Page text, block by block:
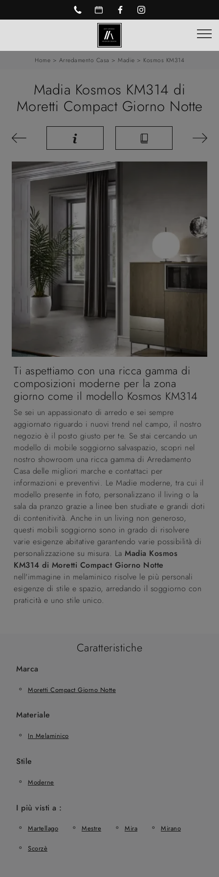
Home > Arredamento Casa > Madie > Kosmos KM314
Madia Kosmos KM314 di
Moretti Compact Giorno Notte
Ti aspettiamo con una ricca gamma di
composizioni moderne per la zona
giorno come il modello Kosmos KM314
Se sei un appassionato di arredo e sei sempre
aggiornato riguardo i nuovi trend nel campo, il nostro
negozio è il posto giusto per te. Se stai cercando un
modello di mobile soggiorno salvaspazio, scopri nel
nostro showroom una ricca gamma di Arredamento
Casa delle migliori marche e contattaci per
informazioni e preventivi. Le Madie moderne, tra cui il
modello presente in foto, personalizzano il living o la
sala da pranzo grazie a linee ben studiate e grandi doti
di contenitività. Anche in un living non generoso,
questi mobili soggiorno sono in grado di risolvere
varie esigenze abitative garantendo varie possibilità di
personalizzazione su misura. La Madia Kosmos
KM314 di Moretti Compact Giorno Notte
nell'immagine in melaminico risolve le più personali
esigenze di stile e spazio, arredando il soggiorno con
praticità e uno stile unico.
Caratteristiche
Marca
Moretti Compact Giorno Notte
Materiale
In Melaminico
Stile
Moderne
I più visti a :
Martellago Mestre Mira Mirano
Scorzè